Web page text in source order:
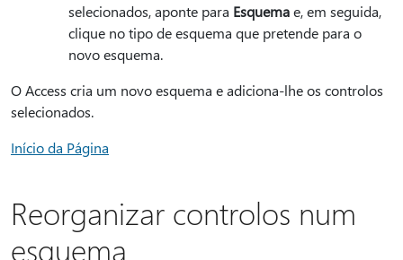
selecionados, aponte para Esquemae, em seguida,
clique no tipo de esquema que pretende para o
novo esquema.
O Access cria um novo esquema e adiciona-lhe os controlos
selecionados.
Início da Página
Reorganizar controlos num
esquema